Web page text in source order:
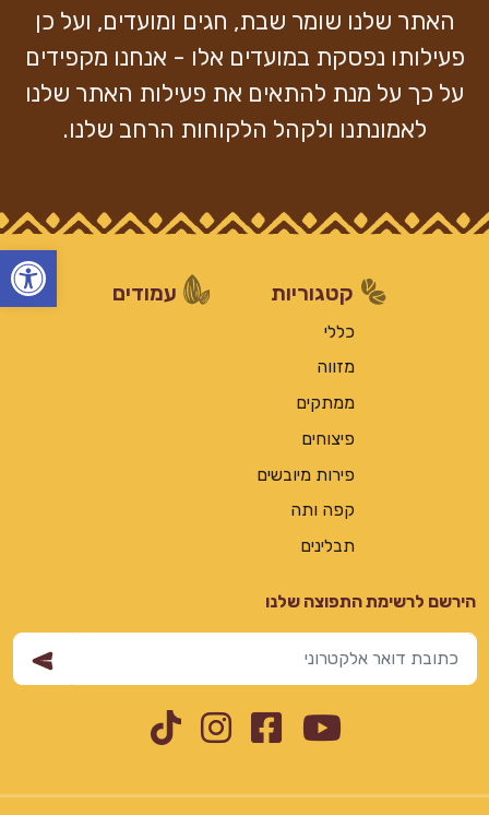
האתר שלנו שומר שבת, חגים ומועדים, ועל כן
פעילותו נפסקת במועדים אלו - אנחנו מקפידים
על כך על מנת להתאים את פעילות האתר שלנו
לאמונתנו ולקהל הלקוחות הרחב שלנו.
קטגוריות
כללי
מזווה
ממתקים
פיצוחים
פירות מיובשים
קפה ותה
תבלינים
עמודים
הירשם לרשימת התפוצה שלנו
YouTube
Facebook
Instagram
TikTok